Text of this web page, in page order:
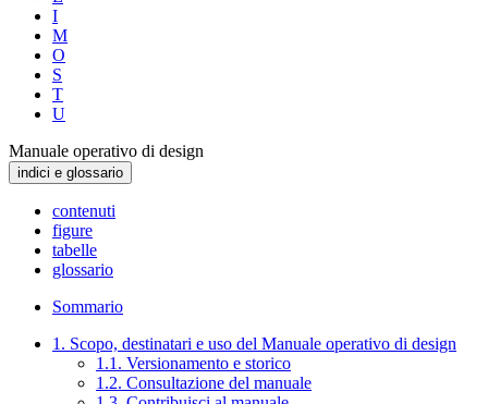
I
M
O
S
T
U
Manuale operativo di design
indici e glossario
contenuti
figure
tabelle
glossario
Sommario
1. Scopo, destinatari e uso del Manuale operativo di design
1.1. Versionamento e storico
1.2. Consultazione del manuale